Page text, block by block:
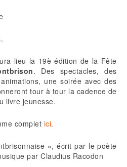
lieu la 19è édition de la Fête
. Des spectacles, des
une soirée avec des
tour à tour la cadence de
livre jeunesse.
complet ici.
», écrit par le poète
par Claudius Racodon